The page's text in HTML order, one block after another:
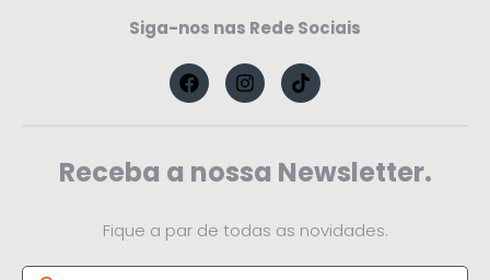
Siga-nos nas Rede Sociais
Receba a nossa Newsletter.
Fique a par de todas as novidades.